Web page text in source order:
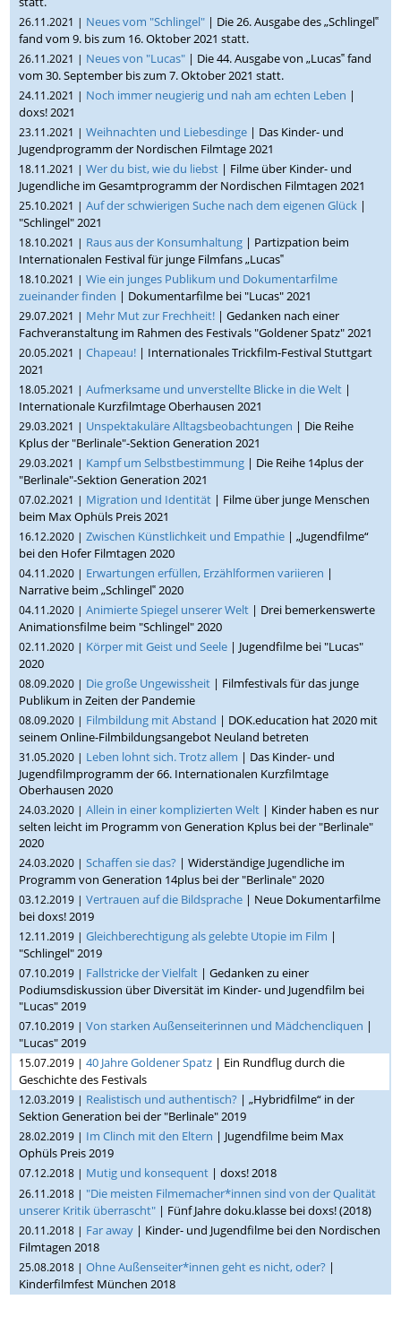
26.11.2021 | Neues vom "Schlingel" | Die 26. Ausgabe des „Schlingel‟
fand vom 9. bis zum 16. Oktober 2021 statt.
26.11.2021 | Neues von "Lucas" | Die 44. Ausgabe von „Lucas‟ fand
vom 30. September bis zum 7. Oktober 2021 statt.
24.11.2021 | Noch immer neugierig und nah am echten Leben |
doxs! 2021
23.11.2021 |Weihnachten und Liebesdinge | Das Kinder- und
Jugendprogramm der Nordischen Filmtage 2021
18.11.2021 |Wer du bist, wie du liebst | Filme über Kinder- und
Jugendliche im Gesamtprogramm der Nordischen Filmtagen 2021
25.10.2021 |Auf der schwierigen Suche nach dem eigenen Glück |
"Schlingel" 2021
18.10.2021 | Raus aus der Konsumhaltung | Partizpation beim
Internationalen Festival für junge Filmfans „Lucas‟
18.10.2021 |Wie ein junges Publikum und Dokumentarfilme
zueinander finden | Dokumentarfilme bei "Lucas" 2021
29.07.2021 | Mehr Mut zur Frechheit! | Gedanken nach einer
Fachveranstaltung im Rahmen des Festivals "Goldener Spatz" 2021
20.05.2021 |Chapeau! | Internationales Trickfilm-Festival Stuttgart
2021
18.05.2021 |Aufmerksame und unverstellte Blicke in die Welt |
Internationale Kurzfilmtage Oberhausen 2021
29.03.2021 | Unspektakuläre Alltagsbeobachtungen | Die Reihe
Kplus der "Berlinale"-Sektion Generation 2021
29.03.2021 | Kampf um Selbstbestimmung | Die Reihe 14plus der
"Berlinale"-Sektion Generation 2021
07.02.2021 | Migration und Identität | Filme über junge Menschen
beim Max Ophüls Preis 2021
16.12.2020 |Zwischen Künstlichkeit und Empathie | „Jugendfilme“
bei den Hofer Filmtagen 2020
04.11.2020 | Erwartungen erfüllen, Erzählformen variieren |
Narrative beim „Schlingel‟ 2020
04.11.2020 |Animierte Spiegel unserer Welt | Drei bemerkenswerte
Animationsfilme beim "Schlingel" 2020
02.11.2020 | Körper mit Geist und Seele | Jugendfilme bei "Lucas"
2020
08.09.2020 | Die große Ungewissheit | Filmfestivals für das junge
Publikum in Zeiten der Pandemie
08.09.2020 | Filmbildung mit Abstand | DOK.education hat 2020 mit
seinem Online-Filmbildungsangebot Neuland betreten
31.05.2020 | Leben lohnt sich. Trotz allem | Das Kinder- und
Jugendfilmprogramm der 66. Internationalen Kurzfilmtage
Oberhausen 2020
24.03.2020 |Allein in einer komplizierten Welt | Kinder haben es nur
selten leicht im Programm von Generation Kplus bei der "Berlinale"
2020
24.03.2020 |Schaffen sie das? | Widerständige Jugendliche im
Programm von Generation 14plus bei der "Berlinale" 2020
03.12.2019 |Vertrauen auf die Bildsprache | Neue Dokumentarfilme
bei doxs! 2019
12.11.2019 |Gleichberechtigung als gelebte Utopie im Film |
"Schlingel" 2019
07.10.2019 | Fallstricke der Vielfalt | Gedanken zu einer
Podiumsdiskussion über Diversität im Kinder- und Jugendfilm bei
"Lucas" 2019
07.10.2019 |Von starken Außenseiterinnen und Mädchencliquen |
"Lucas" 2019
15.07.2019 |40 Jahre Goldener Spatz | Ein Rundflug durch die
Geschichte des Festivals
12.03.2019 | Realistisch und authentisch? | „Hybridfilme“ in der
Sektion Generation bei der "Berlinale" 2019
28.02.2019 | Im Clinch mit den Eltern | Jugendfilme beim Max
Ophüls Preis 2019
07.12.2018 | Mutig und konsequent | doxs! 2018
26.11.2018 | "Die meisten Filmemacher*innen sind von der Qualität
unserer Kritik überrascht" | Fünf Jahre doku.klasse bei doxs! (2018)
20.11.2018 | Far away | Kinder- und Jugendfilme bei den Nordischen
Filmtagen 2018
25.08.2018 |Ohne Außenseiter*innen geht es nicht, oder? |
Kinderfilmfest München 2018